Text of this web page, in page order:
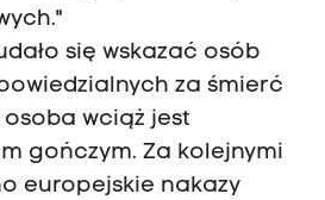
się wskazać osób
za śmierć
osoba wciąż jest
gończym. Za kolejnymi
europejskie nakazy